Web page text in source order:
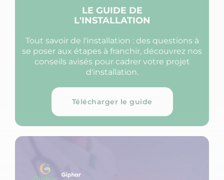
LE GUIDE DE
L'INSTALLATION
Tout savoir de l'installation : des questions à
se poser aux étapes à franchir, découvrez nos
conseils avisés pour cadrer votre projet
d'installation.
Télécharger le guide